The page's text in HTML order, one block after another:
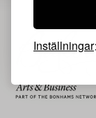
Inställningar